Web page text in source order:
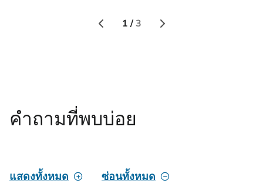
1 /3
คำถามที่พบบ่อย
แสดงทั้งหมด ซ่อนทั้งหมด